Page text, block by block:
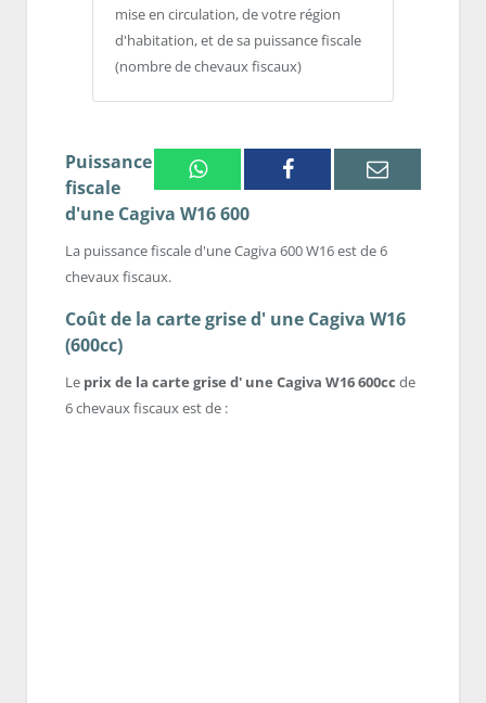
mise en circulation, de votre région
d'habitation, et de sa puissance fiscale
(nombre de chevaux fiscaux)
WhatsappFacebook Email
Puissance
fiscale
d'une Cagiva W16 600
La puissance fiscale d'une Cagiva 600 W16 est de 6
chevaux fiscaux.
Coût de la carte grise d' une Cagiva W16
(600cc)
Le prix de la carte grise d' une Cagiva W16 600cc de
6 chevaux fiscaux est de :